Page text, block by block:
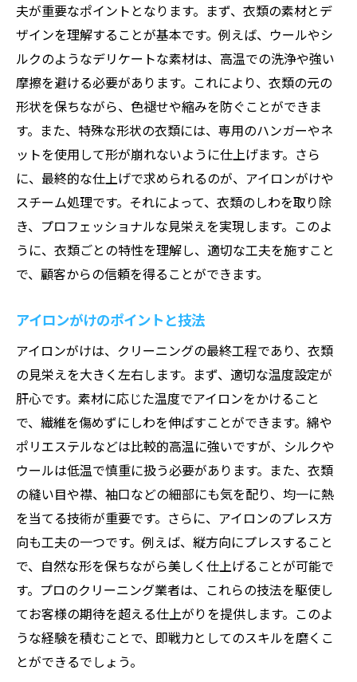
夫が重要なポイントとなります。まず、衣類の素材とデ
ザインを理解することが基本です。例えば、ウールやシ
ルクのようなデリケートな素材は、高温での洗浄や強い
摩擦を避ける必要があります。これにより、衣類の元の
形状を保ちながら、色褪せや縮みを防ぐことができま
す。また、特殊な形状の衣類には、専用のハンガーやネ
ットを使用して形が崩れないように仕上げます。さら
に、最終的な仕上げで求められるのが、アイロンがけや
スチーム処理です。それによって、衣類のしわを取り除
き、プロフェッショナルな見栄えを実現します。このよ
うに、衣類ごとの特性を理解し、適切な工夫を施すこと
で、顧客からの信頼を得ることができます。
アイロンがけのポイントと技法
アイロンがけは、クリーニングの最終工程であり、衣類
の見栄えを大きく左右します。まず、適切な温度設定が
肝心です。素材に応じた温度でアイロンをかけること
で、繊維を傷めずにしわを伸ばすことができます。綿や
ポリエステルなどは比較的高温に強いですが、シルクや
ウールは低温で慎重に扱う必要があります。また、衣類
の縫い目や襟、袖口などの細部にも気を配り、均一に熱
を当てる技術が重要です。さらに、アイロンのプレス方
向も工夫の一つです。例えば、縦方向にプレスすること
で、自然な形を保ちながら美しく仕上げることが可能で
す。プロのクリーニング業者は、これらの技法を駆使し
てお客様の期待を超える仕上がりを提供します。このよ
うな経験を積むことで、即戦力としてのスキルを磨くこ
とができるでしょう。